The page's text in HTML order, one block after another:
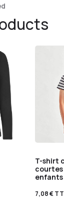
T-shirt
enfants
7,08€